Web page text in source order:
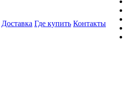
Доставка Где купить Контакты